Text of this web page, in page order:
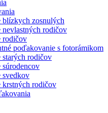
blízkych zosnulých
nevlastných rodičov
rodičov
poďakovanie s fotorámikom
starých rodičov
svedkov
krstných rodičov